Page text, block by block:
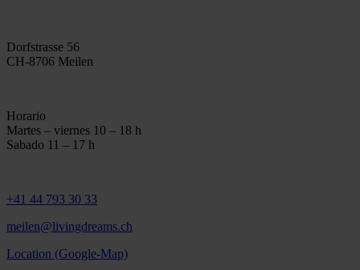
Dorfstrasse 56
CH-8706 Meilen
Horario
Martes – viernes 10 – 18 h
Sabado 11 – 17 h
+41 44 793 30 33
meilen@livingdreams.ch
Location (Google-Map)